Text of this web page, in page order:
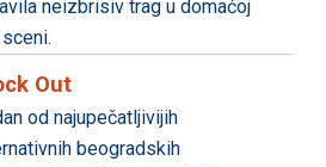
neizbrisiv trag u domaćoj
Out
od najupečatljivijih
beogradskih